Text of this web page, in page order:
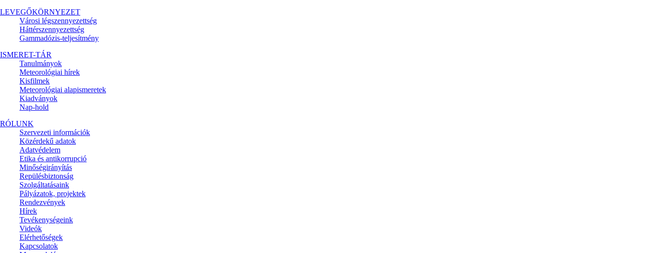
LEVEGŐKÖRNYEZET
Városi légszennyezettség
Háttérszennyezettség
Gammadózis-teljesítmény
ISMERET-TÁR
Tanulmányok
Meteorológiai hírek
Kisfilmek
Meteorológiai alapismeretek
Kiadványok
Nap-hold
RÓLUNK
Szervezeti információk
Közérdekű adatok
Adatvédelem
Etika és antikorrupció
Minőségirányítás
Repülésbiztonság
Szolgáltatásaink
Pályázatok, projektek
Rendezvények
Hírek
Tevékenységeink
Videók
Elérhetőségek
Kapcsolatok